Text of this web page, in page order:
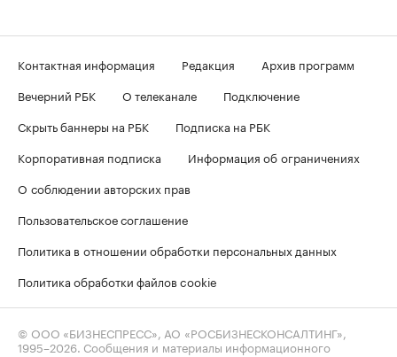
Контактная информация Редакция
Архив программ
Вечерний РБК
О телеканале
Подключение
Скрыть баннеры на РБК
Подписка на РБК
Корпоративная подписка
Информация об ограничениях
О соблюдении авторских прав
Пользовательское соглашение
Политика в отношении обработки персональных данных
Политика обработки файлов cookie
© ООО «БИЗНЕСПРЕСС», АО «РОСБИЗНЕСКОНСАЛТИНГ»,
1995–2026 . Сообщения и материалы информационного